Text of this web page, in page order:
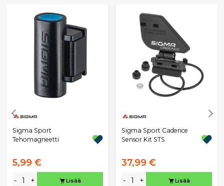
Sigma Sport
Tehomagneetti
5,99 €
- + Lisää
Sigma Sport Cadence
Sensor Kit STS
37,99 €
- + Lisää